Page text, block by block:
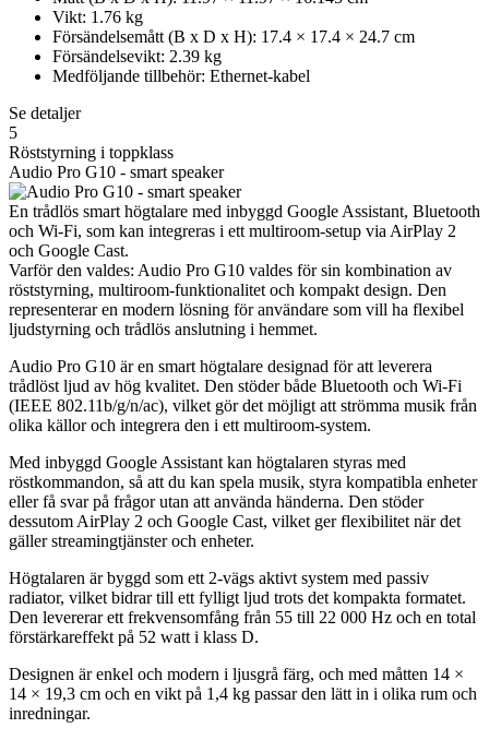
Vikt: 1.76 kg
Försändelsemått (B x D x H): 17.4 × 17.4 × 24.7 cm
Försändelsevikt: 2.39 kg
Medföljande tillbehör: Ethernet-kabel
Se detaljer
5
Röststyrning i toppklass
Audio Pro G10 - smart speaker
En trådlös smart högtalare med inbyggd Google Assistant, Bluetooth
och Wi-Fi, som kan integreras i ett multiroom-setup via AirPlay 2
och Google Cast.
Varför den valdes: Audio Pro G10 valdes för sin kombination av
röststyrning, multiroom-funktionalitet och kompakt design. Den
representerar en modern lösning för användare som vill ha flexibel
ljudstyrning och trådlös anslutning i hemmet.
Audio Pro G10 är en smart högtalare designad för att leverera
trådlöst ljud av hög kvalitet. Den stöder både Bluetooth och Wi-Fi
(IEEE 802.11b/g/n/ac), vilket gör det möjligt att strömma musik från
olika källor och integrera den i ett multiroom-system.
Med inbyggd Google Assistant kan högtalaren styras med
röstkommandon, så att du kan spela musik, styra kompatibla enheter
eller få svar på frågor utan att använda händerna. Den stöder
dessutom AirPlay 2 och Google Cast, vilket ger flexibilitet när det
gäller streamingtjänster och enheter.
Högtalaren är byggd som ett 2-vägs aktivt system med passiv
radiator, vilket bidrar till ett fylligt ljud trots det kompakta formatet.
Den levererar ett frekvensomfång från 55 till 22 000 Hz och en total
förstärkareffekt på 52 watt i klass D.
Designen är enkel och modern i ljusgrå färg, och med måtten 14 ×
14 × 19,3 cm och en vikt på 1,4 kg passar den lätt in i olika rum och
inredningar.